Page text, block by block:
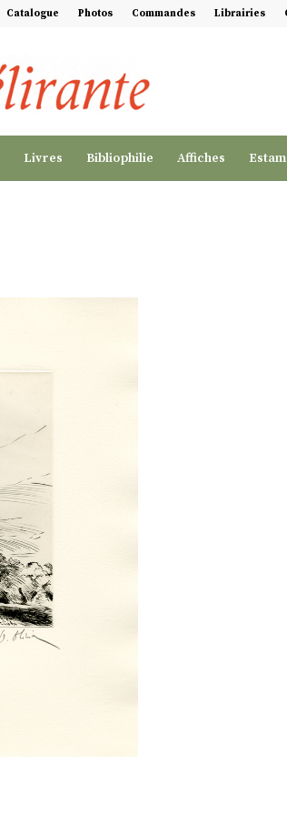
Catalogue Photos Commandes Librairies
Livres Bibliophilie Affiches